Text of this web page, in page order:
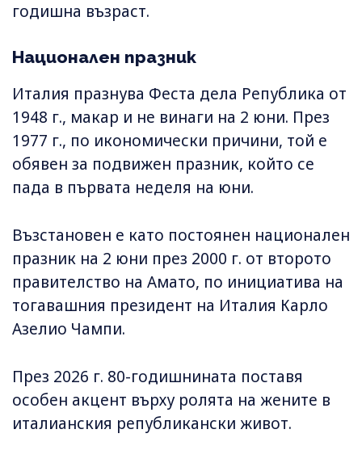
годишна възраст.
Национален празник
Италия празнува Феста дела Република от
1948 г., макар и не винаги на 2 юни. През
1977 г., по икономически причини, той е
обявен за подвижен празник, който се
пада в първата неделя на юни.
Възстановен е като постоянен национален
празник на 2 юни през 2000 г. от второто
правителство на Амато, по инициатива на
тогавашния президент на Италия Карло
Азелио Чампи.
През 2026 г. 80-годишнината поставя
особен акцент върху ролята на жените в
италианския републикански живот.